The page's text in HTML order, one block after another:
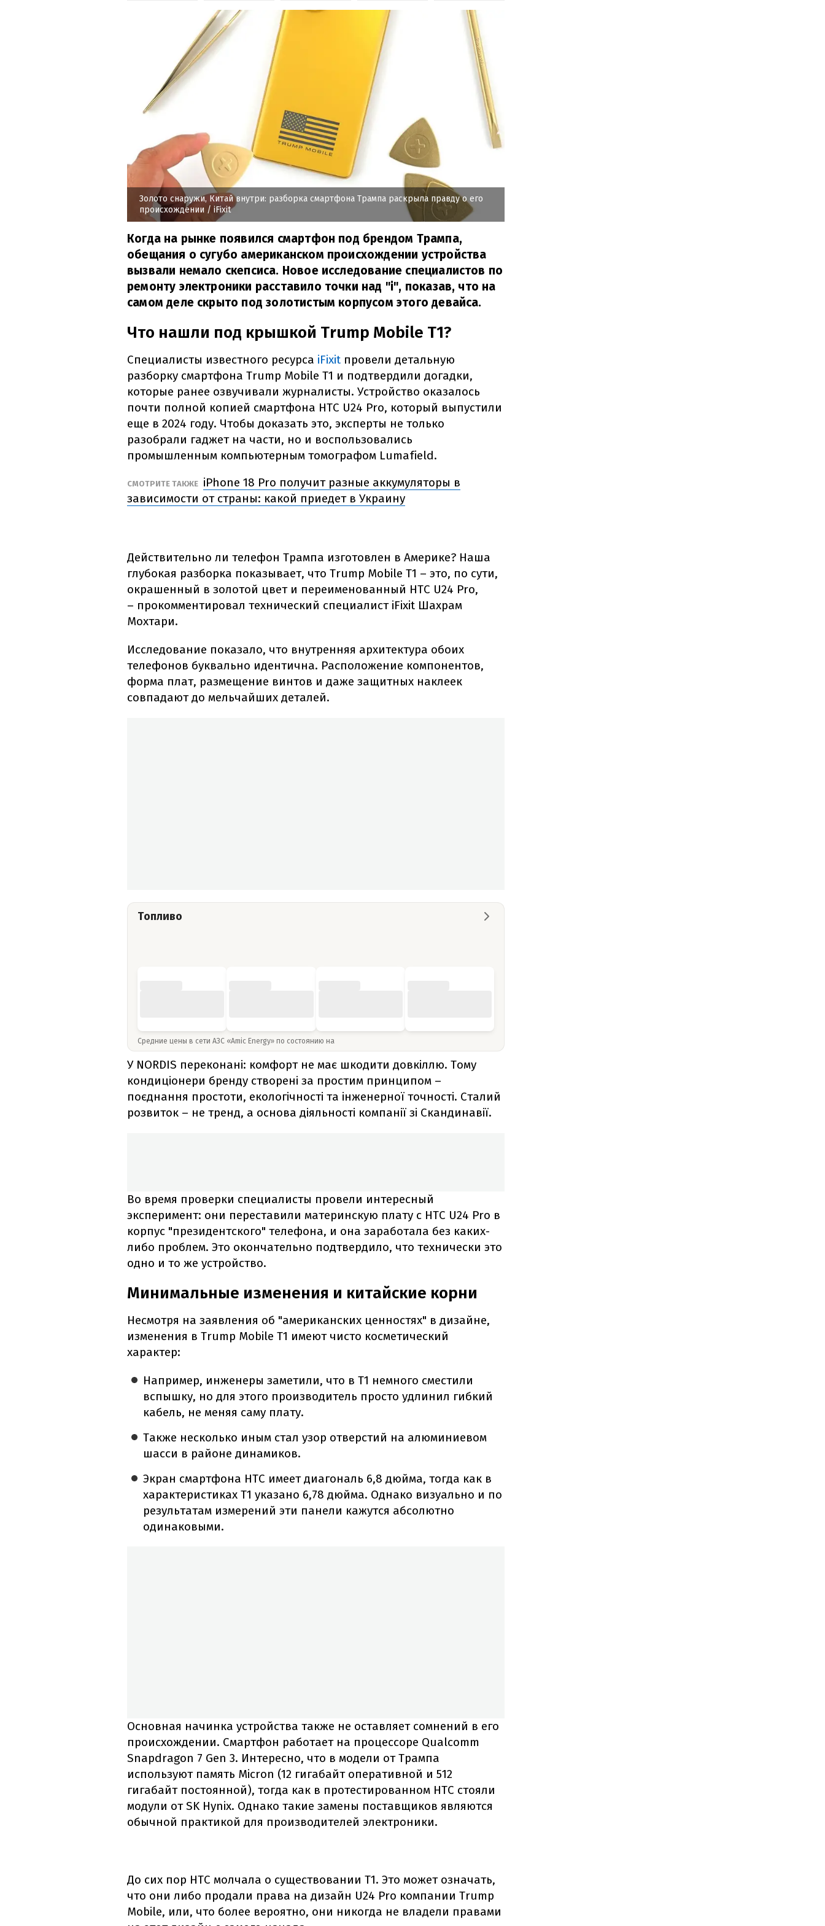
Золото снаружи, Китай внутри: разборка смартфона Трампа раскрыла правду о его
происхождении / iFixit
Когда на рынке появился смартфон под брендом Трампа,
обещания о сугубо американском происхождении устройства
вызвали немало скепсиса. Новое исследование специалистов по
ремонту электроники расставило точки над "і", показав, что на
самом деле скрыто под золотистым корпусом этого девайса.
Что нашли под крышкой Trump Mobile T1?
Специалисты известного ресурса iFixit провели детальную
разборку смартфона Trump Mobile T1 и подтвердили догадки,
которые ранее озвучивали журналисты. Устройство оказалось
почти полной копией смартфона HTC U24 Pro, который выпустили
еще в 2024 году. Чтобы доказать это, эксперты не только
разобрали гаджет на части, но и воспользовались
промышленным компьютерным томографом Lumafield.
СМОТРИТЕ ТАКЖЕ iPhone 18 Pro получит разные аккумуляторы в
зависимости от страны: какой приедет в Украину
Действительно ли телефон Трампа изготовлен в Америке? Наша
глубокая разборка показывает, что Trump Mobile T1 – это, по сути,
окрашенный в золотой цвет и переименованный HTC U24 Pro,
– прокомментировал технический специалист iFixit Шахрам
Мохтари.
Исследование показало, что внутренняя архитектура обоих
телефонов буквально идентична. Расположение компонентов,
форма плат, размещение винтов и даже защитных наклеек
совпадают до мельчайших деталей.
Топливо
Средние цены в сети АЗС «Amic Energy» по состоянию на
У NORDIS переконані: комфорт не має шкодити довкіллю. Тому
кондиціонери бренду створені за простим принципом –
поєднання простоти, екологічності та інженерної точності. Сталий
розвиток – не тренд, а основа діяльності компанії зі Скандинавії.
Во время проверки специалисты провели интересный
эксперимент: они переставили материнскую плату с HTC U24 Pro в
корпус "президентского" телефона, и она заработала без каких-
либо проблем. Это окончательно подтвердило, что технически это
одно и то же устройство.
Минимальные изменения и китайские корни
Несмотря на заявления об "американских ценностях" в дизайне,
изменения в Trump Mobile T1 имеют чисто косметический
характер:
Например, инженеры заметили, что в T1 немного сместили
вспышку, но для этого производитель просто удлинил гибкий
кабель, не меняя саму плату.
Также несколько иным стал узор отверстий на алюминиевом
шасси в районе динамиков.
Экран смартфона HTC имеет диагональ 6,8 дюйма, тогда как в
характеристиках T1 указано 6,78 дюйма. Однако визуально и по
результатам измерений эти панели кажутся абсолютно
одинаковыми.
Основная начинка устройства также не оставляет сомнений в его
происхождении. Смартфон работает на процессоре Qualcomm
Snapdragon 7 Gen 3. Интересно, что в модели от Трампа
используют память Micron (12 гигабайт оперативной и 512
гигабайт постоянной), тогда как в протестированном HTC стояли
модули от SK Hynix. Однако такие замены поставщиков являются
обычной практикой для производителей электроники.
До сих пор HTC молчала о существовании T1. Это может означать,
что они либо продали права на дизайн U24 Pro компании Trump
Mobile, или, что более вероятно, они никогда не владели правами